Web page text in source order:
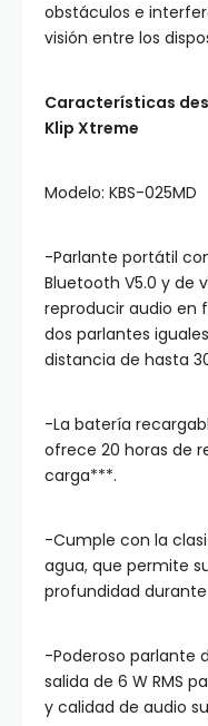
obstáculos e
visión entre los
Características
Klip Xtreme
Modelo: KBS-025MD
-Parlante portátil
Bluetooth V5.0 y de
reproducir audio en
dos parlantes
distancia de hasta
-La batería
ofrece 20 horas de
carga***.
-Cumple con la
agua, que permite
profundidad
-Poderoso parlante
salida de 6 W RMS
y calidad de audio